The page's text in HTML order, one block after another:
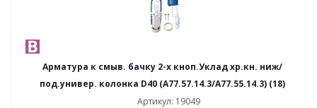
Арматура к смыв. бачку 2-х кноп.Уклад хр.кн. ниж/
под.универ. колонка D40 (А77.57.14.3/А77.55.14.3) (18)
Артикул: 19049